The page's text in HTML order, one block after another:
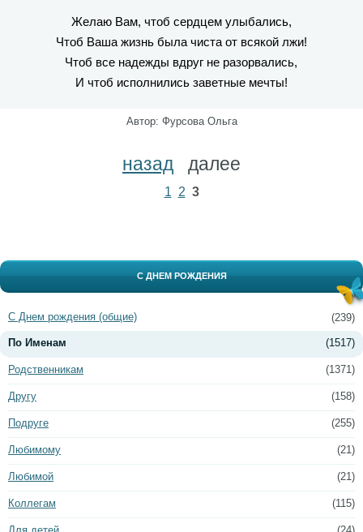
Желаю Вам, чтоб сердцем улыбались,
Чтоб Ваша жизнь была чиста от всякой лжи!
Чтоб все надежды вдруг не разорвались,
И чтоб исполнились заветные мечты!
Автор: Фурсова Ольга
назад далее
1 2 3
С ДНЕМ РОЖДЕНИЯ
(239)
С Днем рождения (общие)
(1517)
По Именам
(1371)
Родственникам
(158)
Другу
(255)
Подруге
(21)
Любимому
(21)
Любимой
(115)
Коллегам